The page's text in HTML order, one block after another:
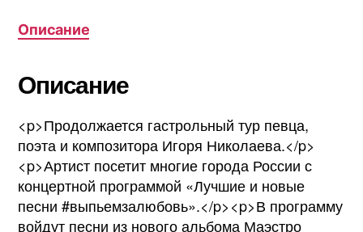
Описание
Описание
<p>Продолжается гастрольный тур певца,
поэта и композитора Игоря Николаева.</p>
<p>Артист посетит многие города России с
концертной программой «Лучшие и новые
песни #выпьемзалюбовь».</p><p>В программу
войдут песни из нового альбома Маэстро